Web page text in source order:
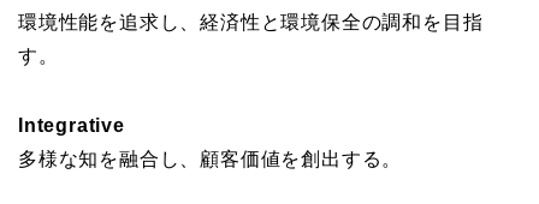
環境性能を追求し、経済性と環境保全の調和を目指
す。
Integrative
多様な知を融合し、顧客価値を創出する。